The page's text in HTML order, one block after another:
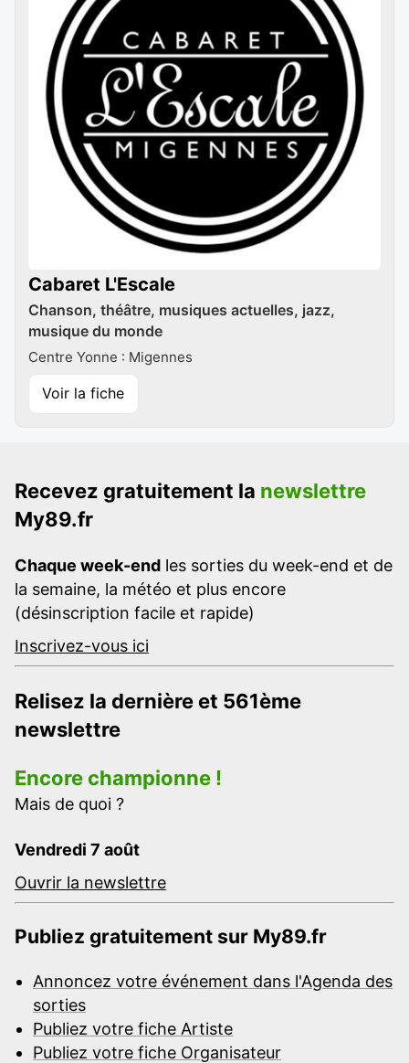
Cabaret L'Escale
Chanson, théâtre, musiques actuelles, jazz,
musique du monde
Centre Yonne : Migennes
Voir la fiche
Recevez gratuitement la newslettre
My89.fr
Chaque week-end les sorties du week-end et de
la semaine, la météo et plus encore
(désinscription facile et rapide)
Inscrivez-vous ici
Relisez la dernière et 561ème
newslettre
Encore championne !
Mais de quoi ?
Vendredi 7 août
Ouvrir la newslettre
Publiez gratuitement sur My89.fr
Annoncez votre événement dans l'Agenda des
sorties
Publiez votre fiche Artiste
Publiez votre fiche Organisateur